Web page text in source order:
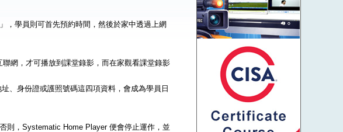
，學員則可首先預約時間，然後於家中透過上網
網，才可播放到課堂錄影，而在家觀看課堂錄影
、身份證或護照號碼這四項資料，會成為學員日
則，Systematic Home Player 便會停止運作，並